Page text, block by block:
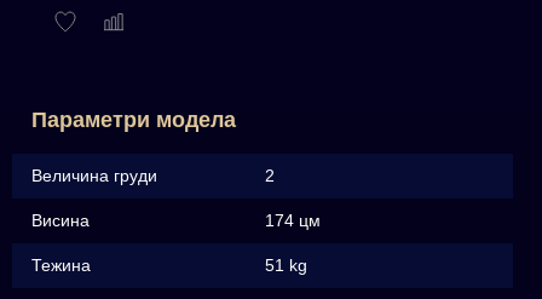
Параметри модела
Величина груди 2
Висина 174 цм
Тежина 51 kg